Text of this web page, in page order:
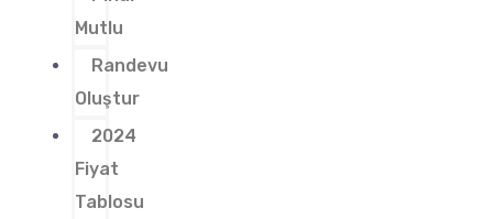
Mutlu
Randevu
Oluştur
2024
Fiyat
Tablosu